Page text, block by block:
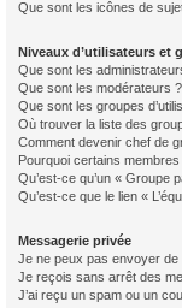
Que sont les icônes de
Niveaux d’utilisateurs et
Que sont les
Que sont les modérateurs ?
Que sont les groupes
Où trouver la liste des
Comment devenir chef de
Pourquoi certains
Qu’est-ce qu’un « Groupe
Qu’est-ce que le lien «
Messagerie privée
Je ne peux pas envoyer
Je reçois sans arrêt des
J’ai reçu un spam ou un